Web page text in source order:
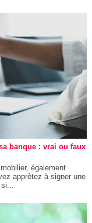
banque : vrai ou faux
également
apprêtez à signer une